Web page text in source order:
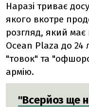
Наразі триває
якого вкотре
розгляд, який
Ocean Plaza до
"товок" та "
армію.
"Всерйоз ще